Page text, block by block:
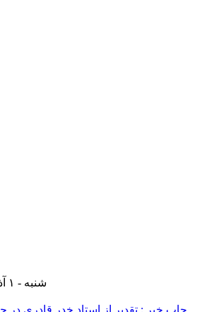
شنبه - ۱ آذر ۱۴۰۴ - ۱۶:۵۲